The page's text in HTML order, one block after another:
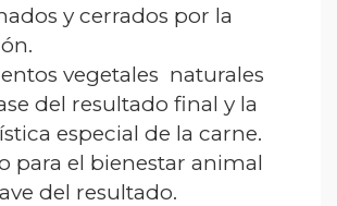
y cerrados por la
vegetales naturales
del resultado final y la
especial de la carne.
para el bienestar animal
del resultado.